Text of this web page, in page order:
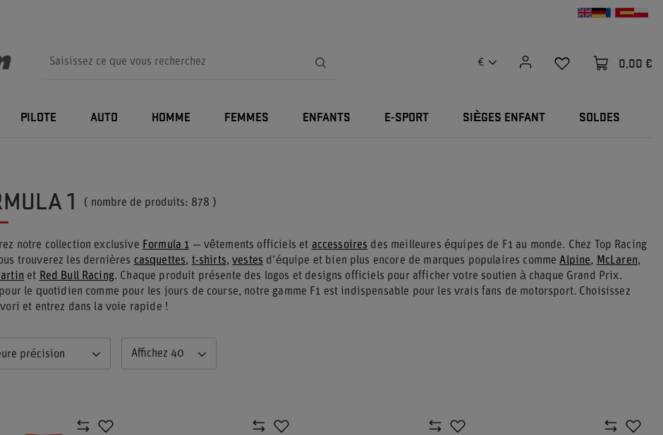
€ 0,00 €
PILOTE AUTO HOMME FEMMES ENFANTS E-SPORT SIÈGES ENFANT SOLDES
1 ( nombre de produits: 878 )
notre collection exclusive Formula 1 — vêtements officiels et accessoires des meilleures équipes de F1 au monde. Chez Top Racing
trouverez les dernières casquettes, t-shirts,vestes d’équipe et bien plus encore de marques populaires commeAlpine, McLaren,
et Red Bull Racing. Chaque produit présente des logos et designs officiels pour afficher votre soutien à chaque Grand Prix.
le quotidien comme pour les jours de course, notre gamme F1 est indispensable pour les vrais fans de motorsport. Choisissez
et entrez dans la voie rapide !
précision Affichez 40